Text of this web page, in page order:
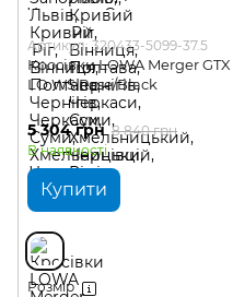
Артикул: 320433-5099-37.5
Кросівки LOWA Merger GTX
LO WS Rose/Black
5 304 грн 8 840 грн
В наявності
Купити
Розмір